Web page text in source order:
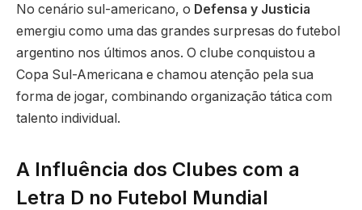
No cenário sul-americano, o Defensa y Justicia
emergiu como uma das grandes surpresas do futebol
argentino nos últimos anos. O clube conquistou a
Copa Sul-Americana e chamou atenção pela sua
forma de jogar, combinando organização tática com
talento individual.
A Influência dos Clubes com a
Letra D no Futebol Mundial